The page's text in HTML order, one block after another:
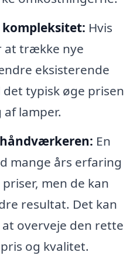
Hvis
at trække nye
eksisterende
typisk øge prisen
lamper.
En
mange års erfaring
men de kan
resultat. Det kan
overveje den rette
og kvalitet.